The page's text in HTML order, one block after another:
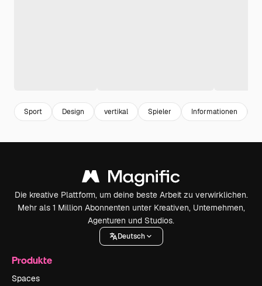
Sport Design vertikal Spieler Informationen
Die kreative Plattform, um deine beste Arbeit zu verwirklichen.
Mehr als 1 Million Abonnenten unter Kreativen, Unternehmen,
Agenturen und Studios.
Deutsch
Produkte
Spaces